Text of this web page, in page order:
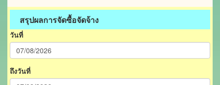
สรุปผลการจัดซื้อจัดจ้าง
วันที่
ถึงวันที่